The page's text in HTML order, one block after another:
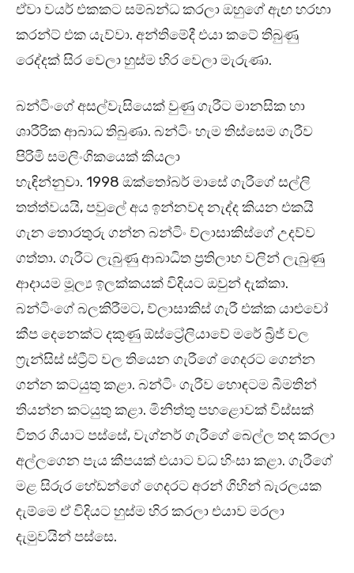
ඒවා වයර් එකකට සම්බන්ධ කරලා ඔහුගේ ඇඟ හරහා
කරන්ට් එක යැව්වා. අන්තිමේදී එයා කටේ තිබුණු
රෙද්දක් සිර වෙලා හුස්ම හිර වෙලා මැරුණා.
බන්ටිංගේ අසල්වැසියෙක් වුණු ගැරීට මානසික හා
ශාරීරික ආබාධ තිබුණා. බන්ටිං හැම තිස්සෙම ගැරීව
පිරිමි සමලිංගිකයෙක් කියලා
හැඳින්නුවා. 1998 ඔක්තෝබර් මාසේ ගැරීගේ සල්ලි
තත්ත්වයයි, පවුලේ අය ඉන්නවද නැද්ද කියන එකයි
ගැන තොරතුරු ගන්න බන්ටිං ව්ලාසාකිස්ගේ උදව්ව
ගත්තා. ගැරීට ලැබුණු ආබාධිත ප්‍රතිලාභ වලින් ලැබුණු
ආදායම මූල්‍ය ඉලක්කයක් විදියට ඔවුන් දැක්කා.
බන්ටිංගේ බලකිරීමට, ව්ලාසාකිස් ගැරී එක්ක යාළුවෝ
කීප දෙනෙක්ට දකුණු ඕස්ට්‍රේලියාවේ මරේ බ්‍රිජ් වල
ෆ්‍රැන්සිස් ස්ට්‍රීට් වල තියෙන ගැරීගේ ගෙදරට ගෙන්න
ගන්න කටයුතු කළා. බන්ටිං ගැරීව හොඳටම බීමතින්
තියන්න කටයුතු කළා. මිනිත්තු පහළොවක් විස්සක්
විතර ගියාට පස්සේ, වැග්නර් ගැරීගේ බෙල්ල තද කරලා
අල්ලගෙන පැය කීපයක් එයාට වධ හිංසා කළා. ගැරීගේ
මළ සිරුර හේඩන්ගේ ගෙදරට අරන් ගිහින් බැරලයක
දැම්මෙ ඒ විදියට හුස්ම හිර කරලා එයාව මරලා
දැමුවයින් පස්සෙ.